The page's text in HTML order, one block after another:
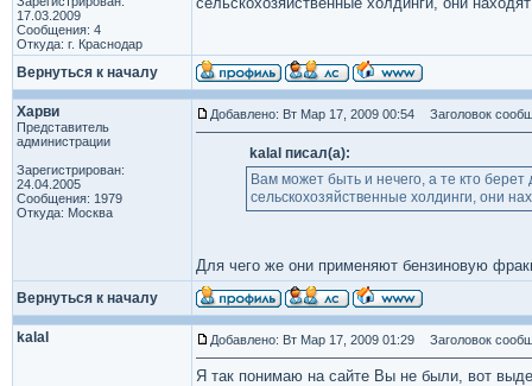
17.03.2009
Сообщения: 4
Откуда: г. Краснодар
Вернуться к началу
Харви
Представитель
администрации
Зарегистрирован:
24.04.2005
Сообщения: 1979
Откуда: Москва
Добавлено: Вт Мар 17, 2009 00:54 Заголовок
kalal писал(а):
Вам может быть и нечего, а те кто
сельскохозяйственные холдинги, они
Для чего же они применяют бензиновую
Вернуться к началу
kalal Добавлено: Вт Мар 17, 2009 01:29 Заголовок
Я так понимаю на сайте Вы не были, вот